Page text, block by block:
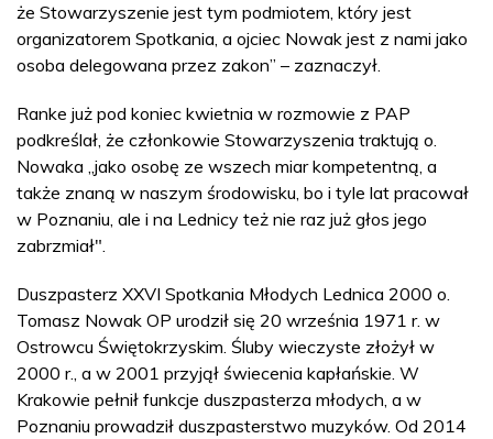
że Stowarzyszenie jest tym podmiotem, który jest
organizatorem Spotkania, a ojciec Nowak jest z nami jako
osoba delegowana przez zakon” – zaznaczył.
Ranke już pod koniec kwietnia w rozmowie z PAP
podkreślał, że członkowie Stowarzyszenia traktują o.
Nowaka „jako osobę ze wszech miar kompetentną, a
także znaną w naszym środowisku, bo i tyle lat pracował
w Poznaniu, ale i na Lednicy też nie raz już głos jego
zabrzmiał".
Duszpasterz XXVI Spotkania Młodych Lednica 2000 o.
Tomasz Nowak OP urodził się 20 września 1971 r. w
Ostrowcu Świętokrzyskim. Śluby wieczyste złożył w
2000 r., a w 2001 przyjął świecenia kapłańskie. W
Krakowie pełnił funkcje duszpasterza młodych, a w
Poznaniu prowadził duszpasterstwo muzyków. Od 2014